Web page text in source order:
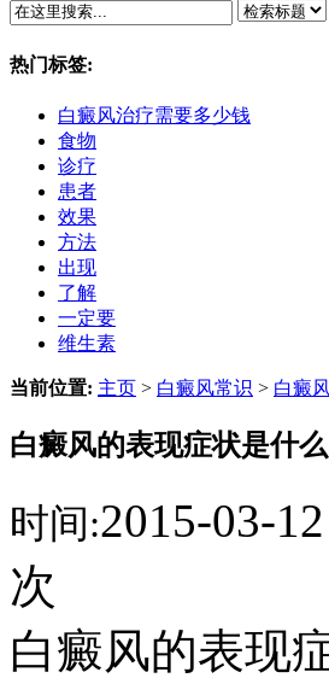
热门标签:
白癜风治疗需要多少钱
食物
诊疗
患者
效果
方法
出现
了解
一定要
维生素
当前位置: 主页 > 白癜风常识 > 白癜
白癜风的表现症状是什么
时间:2015-03-
次
白癜风的表现